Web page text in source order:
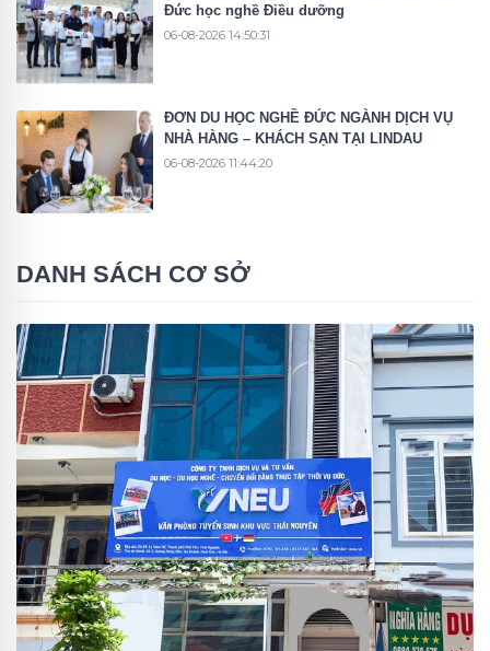
Đức học nghề Điều dưỡng
06-08-2026 14:50:31
ĐƠN DU HỌC NGHỀ ĐỨC NGÀNH DỊCH VỤ
NHÀ HÀNG – KHÁCH SẠN TẠI LINDAU
06-08-2026 11:44:20
DANH SÁCH CƠ SỞ